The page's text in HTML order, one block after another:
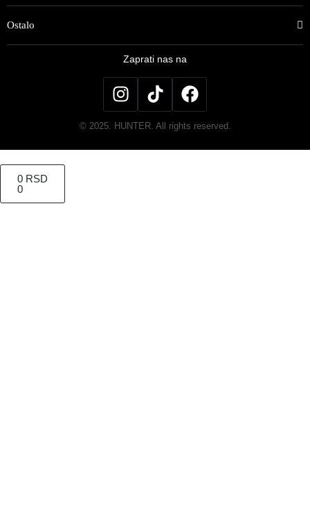
Ostalo
Zaprati nas na
© 2025. HUNTER. All rights reserved.
0 RSD
0